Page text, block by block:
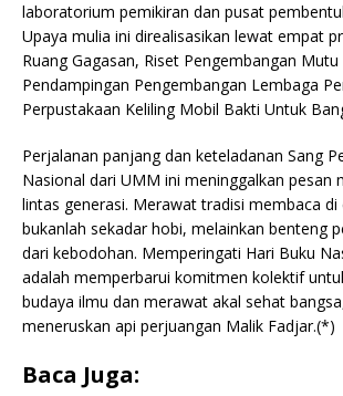
laboratorium pemikiran dan pusat
Upaya mulia ini direalisasikan lewat empat
Ruang Gagasan, Riset Pengembangan Mutu
Pendampingan Pengembangan Lembaga
Perpustakaan Keliling Mobil Bakti Untuk
Perjalanan panjang dan keteladanan Sang
Nasional dari UMM ini meninggalkan pesan
lintas generasi. Merawat tradisi membaca
bukanlah sekadar hobi, melainkan benteng
dari kebodohan. Memperingati Hari Buku
adalah memperbarui komitmen kolektif
budaya ilmu dan merawat akal sehat
meneruskan api perjuangan Malik Fadjar.(*)
Baca Juga: